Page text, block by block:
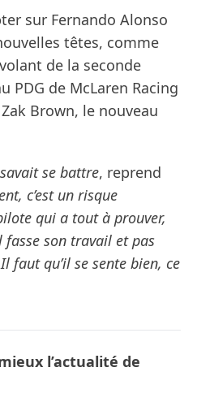
sur Fernando Alonso
têtes, comme
de la seconde
PDG de McLaren Racing
Brown, le nouveau
se battre, reprend
c’est un risque
qui a tout à prouver,
fasse son travail et pas
faut qu’il se sente bien, ce
l’actualité de